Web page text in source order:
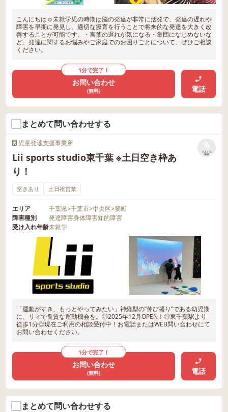
こんにちは☺未就学児の時期は脳の発達が非常に活発で、発達の遅れや
障害を早期に発見し、適切な療育を行うことで将来的な発達を大きく改
善することが可能です。・言葉の遅れが気になる・集団になじめないな
ど、発達に関するお悩みやご家庭でのお困りごとについて、ぜひご相談
ください。
1分で完了！
お問い合わせ
(無料) 電話
まとめて問い合わせする
児童発達支援事業所
Lii sports studio東千葉 ※土日空き枠あ
り！
リストに
保存
空きあり 土日祝営業
エリア 千葉県>千葉市>中央区>要町
障害種別
発達障害身体障害知的障害
受け入れ年齢未就学
「運動がすき、もっとやってみたい」神経型の”伸び盛り”である幼児期
に、リィで良質な運動機会を。◎2025年12月OPEN！◎東千葉駅より
徒歩1分◎現在ご利用の相談受付中！お電話またはWEB問い合わせにて
お問い合わせください。
1分で完了！
お問い合わせ
(無料) 電話
まとめて問い合わせする